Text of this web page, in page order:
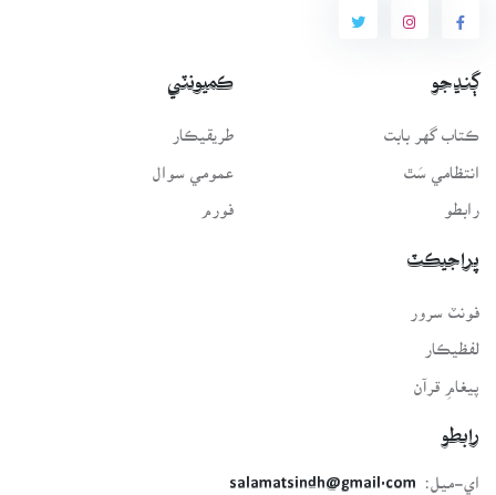
ڳنڍجو
ڪتاب گهر بابت
انتظامي سَٿ
رابطو
ڪميونٽي
طريقيڪار
عمومي سوال
فورم
پراجيڪٽ
لفظيڪار
پيغامِ قرآن
رابطو
اي-ميل:
salamatsindh@gmail.com